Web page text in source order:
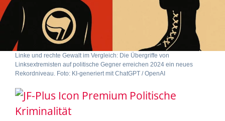
Linke und rechte Gewalt im Vergleich: Die Übergriffe von
Linksextremisten auf politische Gegner erreichen 2024 ein neues
Rekordniveau. Foto: KI-generiert mit ChatGPT / OpenAI
Politische
Kriminalität